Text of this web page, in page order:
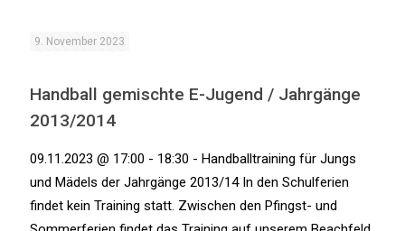
9. November 2023
Handball gemischte E-Jugend / Jahrgänge
2013/2014
09.11.2023 @ 17:00 - 18:30 - Handballtraining für Jungs
und Mädels der Jahrgänge 2013/14 In den Schulferien
findet kein Training statt. Zwischen den Pfingst- und